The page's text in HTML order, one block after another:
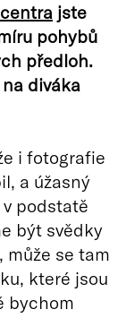
jste
pohybů
předloh.
diváka
i fotografie
a úžasný
podstatě
být svědky
se tam
které jsou
bychom